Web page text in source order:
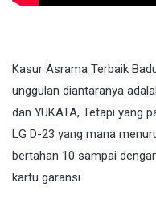
Kasur Asrama Terbaik
unggulan diantaranya
dan YUKATA, Tetapi yang
LG D-23 yang mana
bertahan 10 sampai
kartu garansi.